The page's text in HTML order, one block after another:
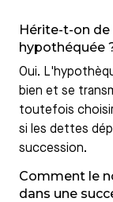
Hérite-t-on
hypothéquée
Oui.
bien et se
toutefois
si les dettes
succession.
Comment le
dans une